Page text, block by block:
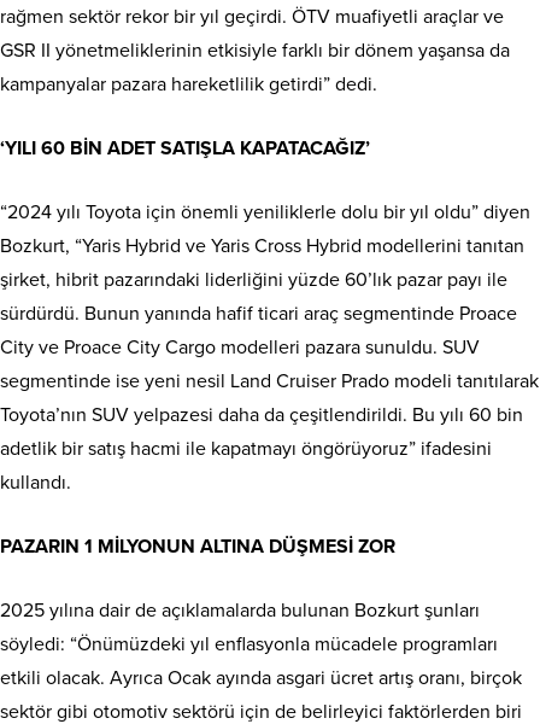
rağmen sektör rekor bir yıl geçirdi. ÖTV muafiyetli araçlar ve
GSR II yönetmeliklerinin etkisiyle farklı bir dönem yaşansa da
kampanyalar pazara hareketlilik getirdi” dedi.
‘YILI 60 BİN ADET SATIŞLA KAPATACAĞIZ’
“2024 yılı Toyota için önemli yeniliklerle dolu bir yıl oldu” diyen
Bozkurt, “Yaris Hybrid ve Yaris Cross Hybrid modellerini tanıtan
şirket, hibrit pazarındaki liderliğini yüzde 60’lık pazar payı ile
sürdürdü. Bunun yanında hafif ticari araç segmentinde Proace
City ve Proace City Cargo modelleri pazara sunuldu. SUV
segmentinde ise yeni nesil Land Cruiser Prado modeli tanıtılarak
Toyota’nın SUV yelpazesi daha da çeşitlendirildi. Bu yılı 60 bin
adetlik bir satış hacmi ile kapatmayı öngörüyoruz” ifadesini
kullandı.
PAZARIN 1 MİLYONUN ALTINA DÜŞMESİ ZOR
2025 yılına dair de açıklamalarda bulunan Bozkurt şunları
söyledi: “Önümüzdeki yıl enflasyonla mücadele programları
etkili olacak. Ayrıca Ocak ayında asgari ücret artış oranı, birçok
sektör gibi otomotiv sektörü için de belirleyici faktörlerden biri